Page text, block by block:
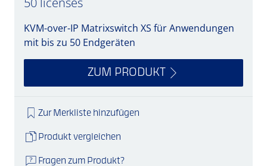
KVM-over-IP Matrixswitch XS für Anwendungen
mit bis zu 50 Endgeräten
ZUM PRODUKT
Zur Merkliste hinzufügen
Produkt vergleichen
Fragen zum Produkt?